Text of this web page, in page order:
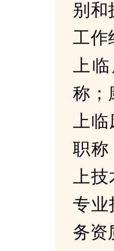
别和
工作
上
称；
上临
职称
上技
专业
务资